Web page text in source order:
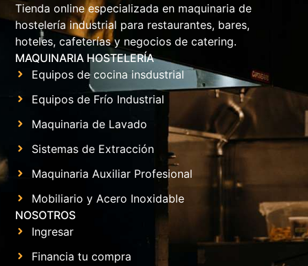
Tienda online especializada en maquinaria de
hostelería industrial para restaurantes, bares,
hoteles, cafeterías y negocios de catering.
MAQUINARIA HOSTELERÍA
Equipos de cocina insdustrial
Equipos de Frío Industrial
Maquinaria de Lavado
Sistemas de Extracción
Maquinaria Auxiliar Profesional
Mobiliario y Acero Inoxidable
NOSOTROS
Ingresar
Financia tu compra